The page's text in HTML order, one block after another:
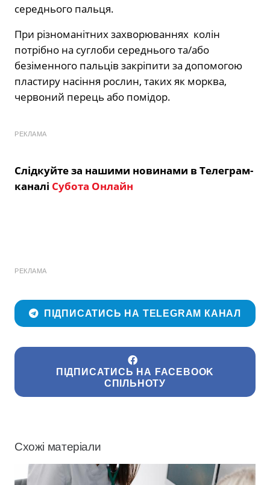
середнього пальця.
При різноманітних захворюваннях колін
потрібно на суглоби середнього та/або
безіменного пальців закріпити за допомогою
пластиру насіння рослин, таких як морква,
червоний перець або помідор.
РЕКЛАМА
Слідкуйте за нашими новинами в Телеграм-
каналі Субота Онлайн
РЕКЛАМА
ПІДПИСАТИСЬ НА TELEGRAM КАНАЛ
ПІДПИСАТИСЬ НА FACEBOOK
СПІЛЬНОТУ
Схожі матеріали